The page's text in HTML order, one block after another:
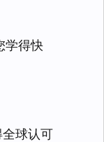
学得快
球认可